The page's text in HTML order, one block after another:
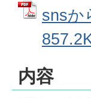
snsか
内容